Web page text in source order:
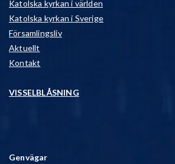
Katolska kyrkan i världen
Katolska kyrkan i Sverige
Församlingsliv
Aktuellt
Kontakt
VISSELBLÅSNING
Genvägar